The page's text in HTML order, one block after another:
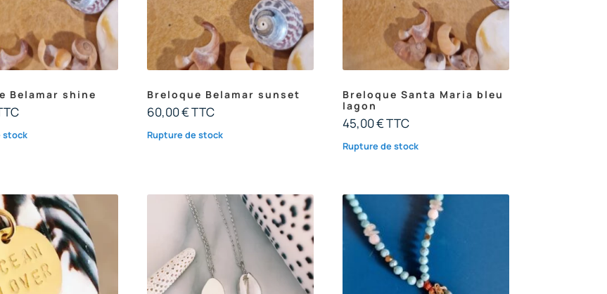
Belamar shine
stock
Breloque Belamar sunset
60,00€TTC
Rupture de stock
Breloque Santa Maria bleu
lagon
45,00€TTC
Rupture de stock